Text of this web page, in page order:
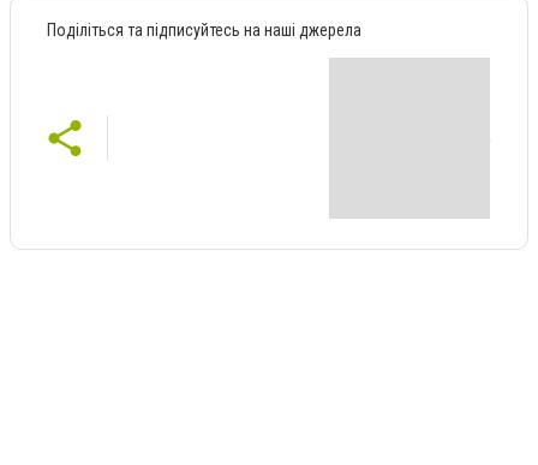
Поділіться та підписуйтесь на наші джерела